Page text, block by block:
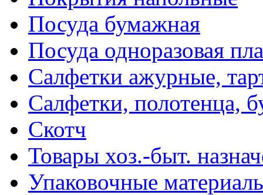
Посуда бумажная
Посуда одноразовая
Салфетки ажурные,
Салфетки, полотенца,
Скотч
Товары хоз.-быт.
Упаковочные